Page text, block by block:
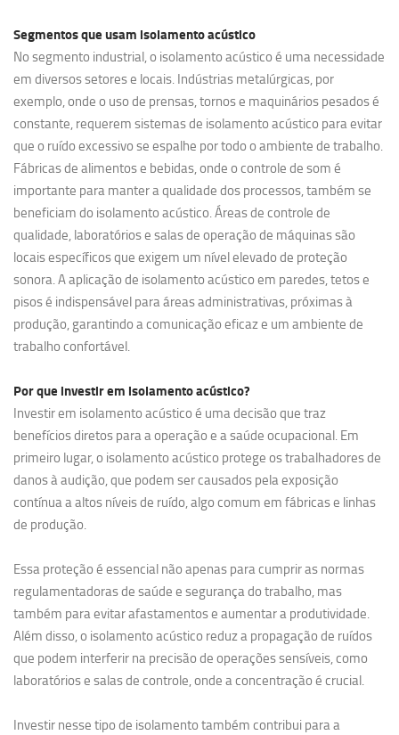
Segmentos que usam isolamento acústico
No segmento industrial, o isolamento acústico é uma necessidade
em diversos setores e locais. Indústrias metalúrgicas, por
exemplo, onde o uso de prensas, tornos e maquinários pesados é
constante, requerem sistemas de isolamento acústico para evitar
que o ruído excessivo se espalhe por todo o ambiente de trabalho.
Fábricas de alimentos e bebidas, onde o controle de som é
importante para manter a qualidade dos processos, também se
beneficiam do isolamento acústico. Áreas de controle de
qualidade, laboratórios e salas de operação de máquinas são
locais específicos que exigem um nível elevado de proteção
sonora. A aplicação de isolamento acústico em paredes, tetos e
pisos é indispensável para áreas administrativas, próximas à
produção, garantindo a comunicação eficaz e um ambiente de
trabalho confortável.
Por que investir em isolamento acústico?
Investir em isolamento acústico é uma decisão que traz
benefícios diretos para a operação e a saúde ocupacional. Em
primeiro lugar, o isolamento acústico protege os trabalhadores de
danos à audição, que podem ser causados pela exposição
contínua a altos níveis de ruído, algo comum em fábricas e linhas
de produção.
Essa proteção é essencial não apenas para cumprir as normas
regulamentadoras de saúde e segurança do trabalho, mas
também para evitar afastamentos e aumentar a produtividade.
Além disso, o isolamento acústico reduz a propagação de ruídos
que podem interferir na precisão de operações sensíveis, como
laboratórios e salas de controle, onde a concentração é crucial.
Investir nesse tipo de isolamento também contribui para a